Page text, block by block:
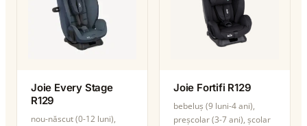
Joie Every Stage
R129
nou-născut (0-12 luni),
Joie Fortifi R129
bebeluș (9 luni-4 ani),
preșcolar (3-7 ani), școlar